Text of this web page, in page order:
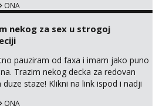
ONA
nekog za sex u strogoj
pauziram od faxa i imam jako puno
Trazim nekog decka za redovan
duze staze! Klikni na link ispod i nadji
ONA